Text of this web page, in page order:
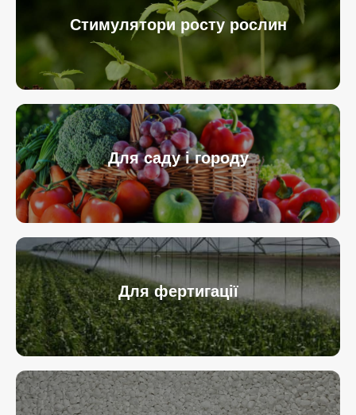
Стимулятори росту рослин
Для саду і городу
Для фертигації